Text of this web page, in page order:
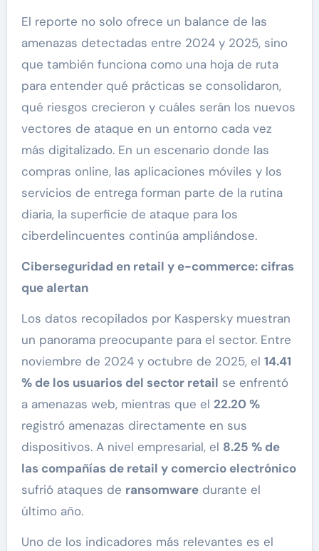
El reporte no solo ofrece un balance de las
amenazas detectadas entre 2024 y 2025, sino
que también funciona como una hoja de ruta
para entender qué prácticas se consolidaron,
qué riesgos crecieron y cuáles serán los nuevos
vectores de ataque en un entorno cada vez
más digitalizado. En un escenario donde las
compras online, las aplicaciones móviles y los
servicios de entrega forman parte de la rutina
diaria, la superficie de ataque para los
ciberdelincuentes continúa ampliándose.
Ciberseguridad en retail y e-commerce: cifras
que alertan
Los datos recopilados por Kaspersky muestran
un panorama preocupante para el sector. Entre
noviembre de 2024 y octubre de 2025, el 14.41
% de los usuarios del sector retail se enfrentó
a amenazas web, mientras que el 22.20 %
registró amenazas directamente en sus
dispositivos. A nivel empresarial, el 8.25 % de
las compañías de retail y comercio electrónico
sufrió ataques de ransomwaredurante el
último año.
Uno de los indicadores más relevantes es el